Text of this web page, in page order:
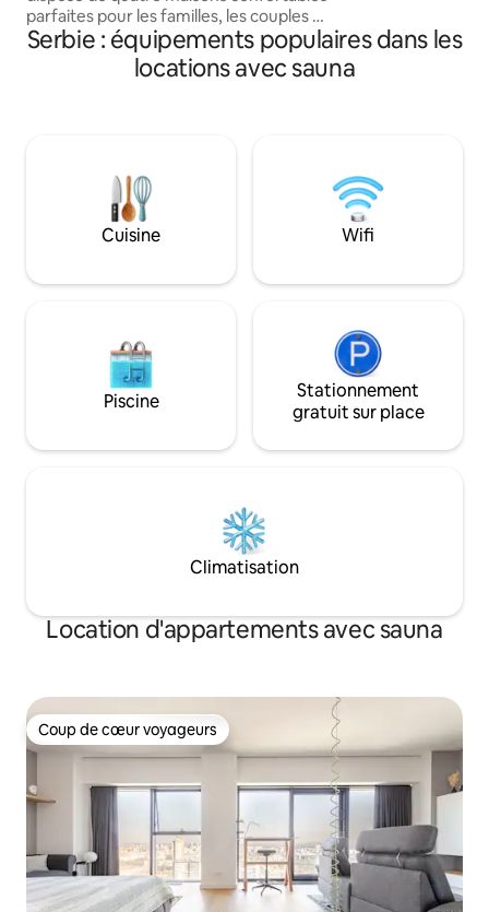
parfaites pour les familles, les couples ou
les groupes, chacune alliant confort
moderne et charme rustique. Profitez
d'un spa extérieur unique avec sauna et
région et les attractions à proximité,
c'est votre escapade ultime. Détendez-
vous et créez des souvenirs inoubliables
dans notre endroit paisible. Réservez
minutes !« JAZAK
quelques
Serbie : équipements populaires dans les
locations avec sauna
Cuisine Wifi
Piscine
Stationnement
gratuit sur place
Climatisation
Location d'appartements avec sauna
Coup de cœur voyageurs
Coup de cœur voyageurs